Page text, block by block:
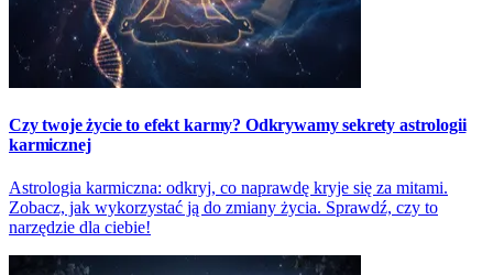
Czy twoje życie to efekt karmy? Odkrywamy sekrety astrologii
karmicznej
Astrologia karmiczna: odkryj, co naprawdę kryje się za mitami.
Zobacz, jak wykorzystać ją do zmiany życia. Sprawdź, czy to
narzędzie dla ciebie!